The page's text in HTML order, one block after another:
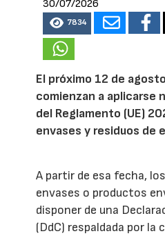
30/07/2026
7834
El próximo 12 de
comienzan a aplicarse
del Reglamento (UE)
envases y residuos de
A partir de esa fecha,
envases o productos
disponer de una
(DdC) respaldada por la